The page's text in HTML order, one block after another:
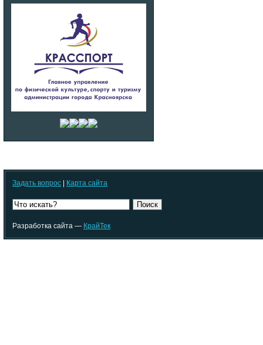
Задать вопрос Карта сайта
Поиск
Разработка сайта — КрайТек